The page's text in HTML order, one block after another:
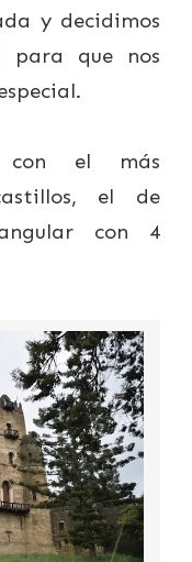
y decidimos
para que nos
con el más
el de
con 4